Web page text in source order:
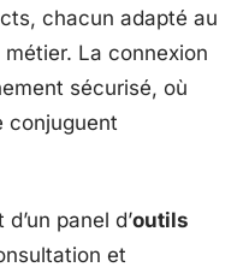
chacun adapté au
La connexion
sécurisé, où
conjuguent
panel d’outils
et